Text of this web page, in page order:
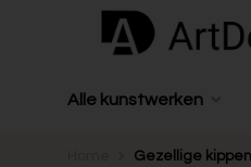
Alle kunstwerken
Gezellige